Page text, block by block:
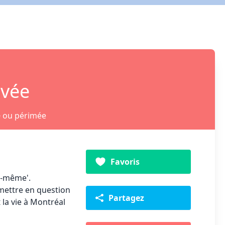
ou périmée
en question
vie à Montréal
Favoris
Partagez